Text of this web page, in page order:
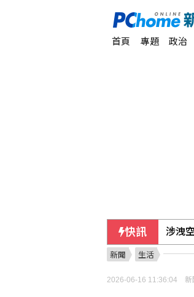
首頁 專題 政治
快訊 涉洩
新聞 生活
2026-06-16 11:36:04 新